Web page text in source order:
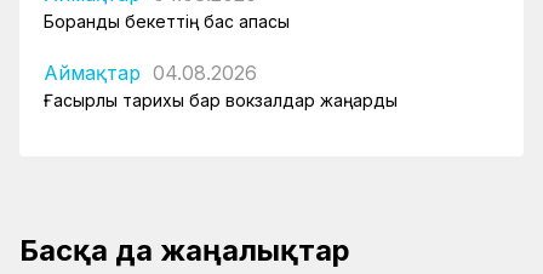
Боранды бекеттің бас қақпасы
Аймақтар 04.08.2026
Ғасырлық тарихы бар вокзалдар жаңарды
Басқа да жаңалықтар